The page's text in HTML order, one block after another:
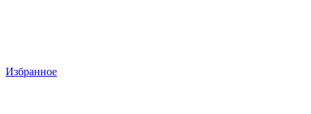
Избранное